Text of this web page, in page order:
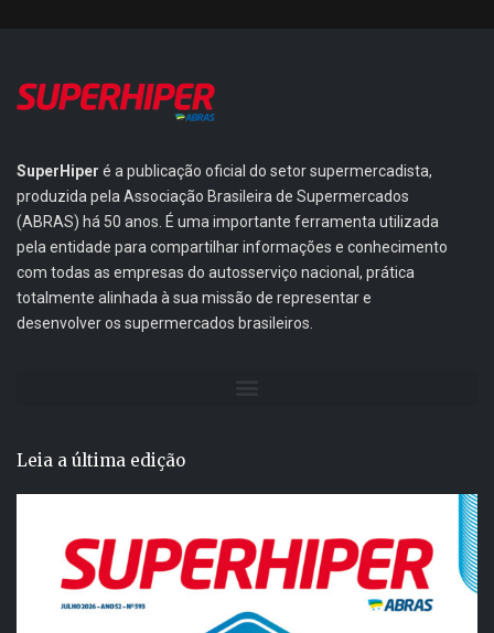
SuperHiper é a publicação oficial do setor supermercadista,
produzida pela Associação Brasileira de Supermercados
(ABRAS) há 50 anos. É uma importante ferramenta utilizada
pela entidade para compartilhar informações e conhecimento
com todas as empresas do autosserviço nacional, prática
totalmente alinhada à sua missão de representar e
desenvolver os supermercados brasileiros.
Leia a última edição